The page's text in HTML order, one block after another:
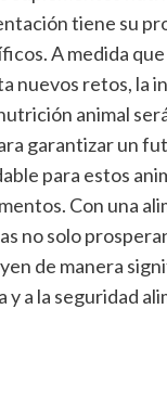
tiene su
A medida
nuevos retos, la
animal
garantizar un
para estos
Con una
no solo
de manera
y a la seguridad